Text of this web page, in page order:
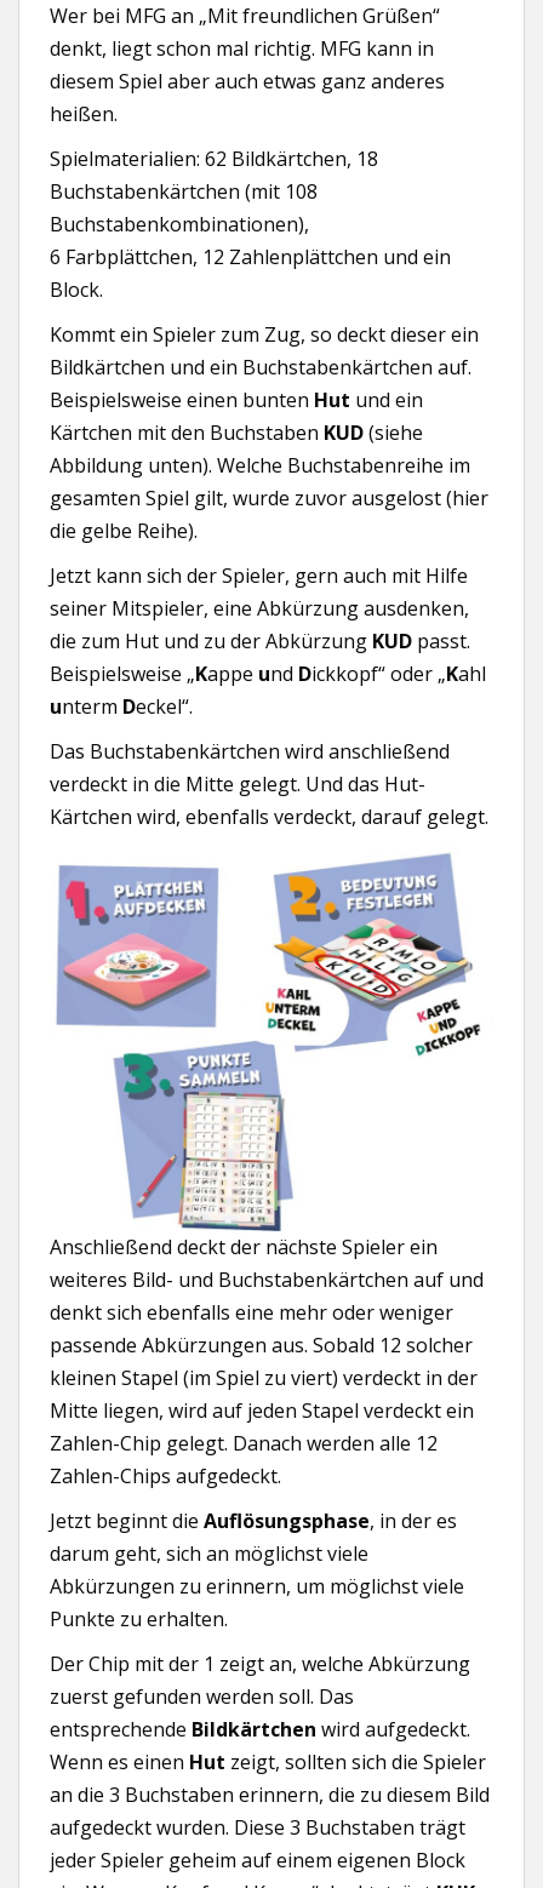
Wer bei MFG an „Mit freundlichen Grüßen“
denkt, liegt schon mal richtig. MFG kann in
diesem Spiel aber auch etwas ganz anderes
heißen.
Spielmaterialien: 62 Bildkärtchen, 18
Buchstabenkärtchen (mit 108
Buchstabenkombinationen),
6 Farbplättchen, 12 Zahlenplättchen und ein
Block.
Kommt ein Spieler zum Zug, so deckt dieser ein
Bildkärtchen und ein Buchstabenkärtchen auf.
Beispielsweise einen bunten Hut und ein
Kärtchen mit den Buchstaben KUD(siehe
Abbildung unten). Welche Buchstabenreihe im
gesamten Spiel gilt, wurde zuvor ausgelost (hier
die gelbe Reihe).
Jetzt kann sich der Spieler, gern auch mit Hilfe
seiner Mitspieler, eine Abkürzung ausdenken,
die zum Hut und zu der Abkürzung KUD passt.
Beispielsweise „Kappe und Dickkopf“ oder „Kahl
unterm Deckel“.
Das Buchstabenkärtchen wird anschließend
verdeckt in die Mitte gelegt. Und das Hut-
Kärtchen wird, ebenfalls verdeckt, darauf gelegt.
Anschließend deckt der nächste Spieler ein
weiteres Bild- und Buchstabenkärtchen auf und
denkt sich ebenfalls eine mehr oder weniger
passende Abkürzungen aus. Sobald 12 solcher
kleinen Stapel (im Spiel zu viert) verdeckt in der
Mitte liegen, wird auf jeden Stapel verdeckt ein
Zahlen-Chip gelegt. Danach werden alle 12
Zahlen-Chips aufgedeckt.
Jetzt beginnt die Auflösungsphase, in der es
darum geht, sich an möglichst viele
Abkürzungen zu erinnern, um möglichst viele
Punkte zu erhalten.
Der Chip mit der 1 zeigt an, welche Abkürzung
zuerst gefunden werden soll. Das
entsprechende Bildkärtchen wird aufgedeckt.
Wenn es einen Hut zeigt, sollten sich die Spieler
an die 3 Buchstaben erinnern, die zu diesem Bild
aufgedeckt wurden. Diese 3 Buchstaben trägt
jeder Spieler geheim auf einem eigenen Block